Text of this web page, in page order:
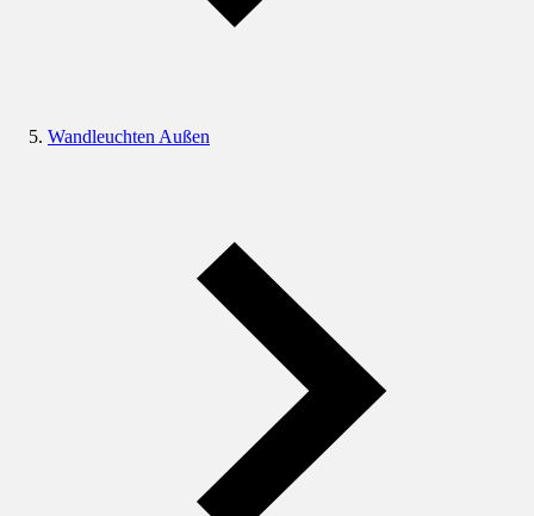
Wandleuchten Außen